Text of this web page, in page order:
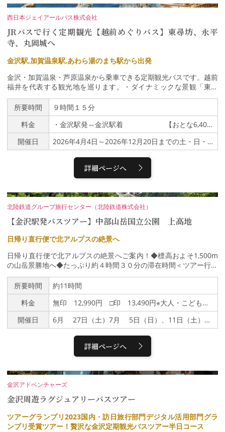
ても事前にご案内するため、約4時間の自由見学を効率よく満喫で
帰り旅行を楽しみたい方にもおすすめです。世界有数の恐竜博物館
を、最も快適で充実した形で体験できるツアーです。【ツアーのポ
イント】★金沢駅発の福井県立恐竜博物館直行ツアー（乗り換え不
要）★福井県立恐竜博物館の入館チケットの確約★約4時間の自由
見学★移動中から楽しめる恐竜クイズ＆ガイド解説★博物館の見ど
ゼント★金沢中心部から金沢駅への無料のお迎えサービス【ツアー
スケジュール】8:00｜ 金沢駅 ↓ 9:00～9:15｜
道の駅 瀬女 お買い物＆トイレ休憩（15分）↓10:00～14:00
｜ 福井県立恐竜博物館 自由見学（4時間）↓ 15:10～1
5:25｜ JA白山 ファーマーズマーケット お買い物＆トイレ休
憩（15分）↓16:30｜∟金沢駅解散予定※定員13名 最少催行人数1
名※ハイエースコミューター/添乗員同行※食事 朝／なし 昼／な
し 夕／なし※天候や交通状況により拝観やカリキュラムの順番が
入れ替わる場合もございます。※出発日当日の緊急連絡先 090-20
30-3443 緊急以外はご遠慮ください。
JRバスで行く定期観光【越前めぐりバス】東尋坊、永平
寺、丸岡城へ
西日本ジェイアールバス株式会社
金沢駅,加賀温泉駅,あわら湯のまち駅から出発
金沢・加賀温泉・芦原温泉から乗車できる定期観光バスです。越前
福井を代表する観光地を巡ります。・ダイナミックな景観「東尋
坊」・荘厳な曹洞宗大本山「永平寺」・現存天守では最古「丸岡
城」 をお楽しみいただけます。大きなスーツケースはバスのトラ
ンクへ。ホテルチェックアウト後でもゆったりと観光名所を巡れま
す。※丸岡城の工事について2026年3月6日～2027年11月まで丸岡
城天守保存修理工事が行われます。天守に足場がかかり、幕に覆わ
れる期間や本丸の一部区域で立入が制限されます。詳しくは坂井市
をご確認ください。〇運行ルート・【乗車】金沢駅 〔兼六園口
（東口）〕 9：20発 ↓・【乗車】加賀温泉駅 10：2
1：05発 ↓・東尋坊 11：30～12：50 (自由昼食)
平寺 15：00～16：20 ↓・【降車】芦原温泉駅 1
7：00頃着 ↓・【降車】えちぜん鉄道 あわら湯の
着
所要時間
９時間１５分
料金
・金沢駅発⇔金沢駅着 【おとな6,400円 こども3,200円】・加賀温泉駅発⇔金沢駅着 【おとな6,100円 こども3,050円】・あわら湯のまち駅発⇔金沢駅着 【おとな5,600円 こども2,800円】※芦原温泉駅またはあわら湯のまち駅で降車されるお客様は、おとな1,000円、こども500円引きとなります。
開催日
2026年4月4日～2026年12月20日までの土・日・祝日
詳細ページへ
【金沢駅発バスツアー】中部山岳国立公園 上高地
北陸鉄道グループ旅行センター（北陸鉄道株式会社）
日帰り直行便で北アルプスの絶景へ
日帰り直行便で北アルプスの絶景へご案内！◆標高およそ1,500m
の山岳景勝地へ◆たっぷり約４時間３０分の滞在時間＜ツアー行程
＞金沢駅 ７：２0発↓大正池（下車可能）↓上高地（河童橋や穂
高連峰の景観をお楽しみください／約４時間３０分滞在）↓金沢
駅 １８：３０頃※帰着時間は当日の天候・道路状況によって変更
となる場合があります。※昼食はバス車内にてお弁当をお渡ししま
す。・添乗員は同行いたしません（バスガイド同行）・運行バス会
社 北陸鉄道グループ（北陸鉄道・北鉄能登バス・北鉄白山バス・
北鉄加賀バス）
所要時間
約11時間
料金
無印 12,990円 □印 13,490円※大人・こども同額
開催日
6月 27日（土）7月 5日（日）、11日（土）、 □18日（土）、□19日（日）、□20日（祝）、□25日（土）、□26日（日）8月 4日（火）、□9日（日）、□11日（祝）、□16日（日）、23日（日）、29日（土）9月 5日（土）、9日（水）、□13日（日）、□20日（日）、□22日（祝）、25日（金）10月 5日（月）、8日（木）、□17日（土）、□18日（日）、22日（木）、□24日（土）
詳細ページへ
金沢周遊ラグジュアリーバスツアー
金沢アドベンチャーズ
ツアーグランプリ2023国内・訪日旅行部門デジタル活用部門グラ
ンプリ受賞ツアー！贅沢な金沢定期観光バスツアー半日コース